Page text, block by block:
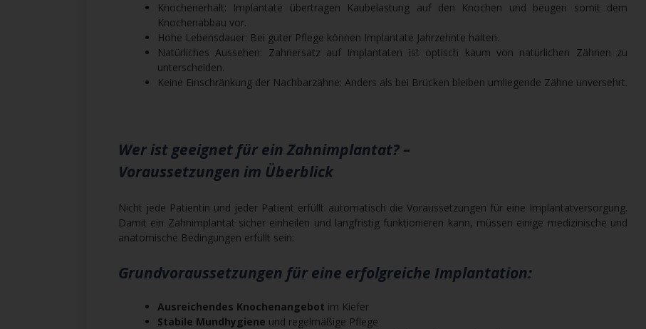
Knochenerhalt: Implantate übertragen Kaubelastung auf den Knochen und beugen somit dem
Knochenabbau vor.
Hohe Lebensdauer: Bei guter Pflege können Implantate Jahrzehnte halten.
Natürliches Aussehen: Zahnersatz auf Implantaten ist optisch kaum von natürlichen Zähnen zu
unterscheiden.
Keine Einschränkung der Nachbarzähne: Anders als bei Brücken bleiben umliegende Zähne unversehrt.
Wer ist geeignet für ein Zahnimplantat? –
Voraussetzungen im Überblick
Nicht jede Patientin und jeder Patient erfüllt automatisch die Voraussetzungen für eine Implantatversorgung.
Damit ein Zahnimplantat sicher einheilen und langfristig funktionieren kann, müssen einige medizinische und
anatomische Bedingungen erfüllt sein:
Grundvoraussetzungen für eine erfolgreiche Implantation:
Ausreichendes Knochenangebot im Kiefer
Stabile Mundhygiene und regelmäßige Pflege